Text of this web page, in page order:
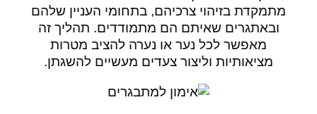
מתמקדת בזיהוי צרכיהם, בתחומי העניין שלהם
ובאתגרים שאיתם הם מתמודדים. תהליך זה
מאפשר לכל נער או נערה להציב מטרות
מציאותיות וליצור צעדים מעשיים להשגתן.